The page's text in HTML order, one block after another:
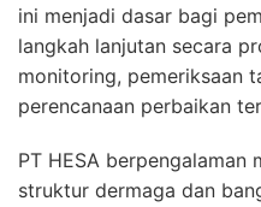
ini menjadi dasar bagi
langkah lanjutan secara
monitoring, pemeriksaan
perencanaan perbaikan
PT HESA berpengalaman
struktur dermaga dan